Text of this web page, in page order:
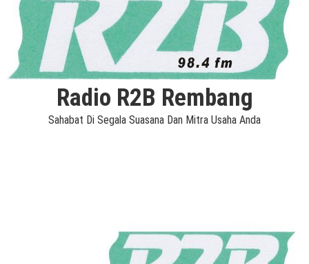
Radio R2B Rembang
Sahabat Di Segala Suasana Dan Mitra Usaha Anda